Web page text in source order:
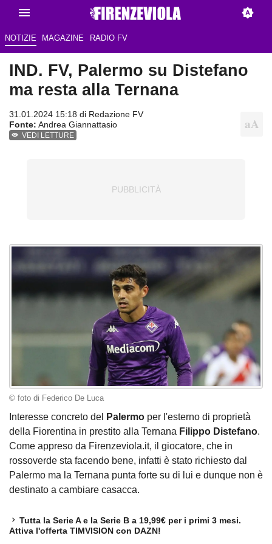
NOTIZIE MAGAZINE RADIO FV
IND. FV, Palermo su Distefano
ma resta alla Ternana
31.01.2024 15:18 di Redazione FV
Fonte: Andrea Giannattasio
VEDI LETTURE
© foto di Federico De Luca
Interesse concreto del Palermo per l'esterno di proprietà
della Fiorentina in prestito alla Ternana Filippo Distefano.
Come appreso da Firenzeviola.it, il giocatore, che in
rossoverde sta facendo bene, infatti è stato richiesto dal
Palermo ma la Ternana punta forte su di lui e dunque non è
destinato a cambiare casacca.
Tutta la Serie A e la Serie B a 19,99€ per i primi 3 mesi.
Attiva l'offerta TIMVISION con DAZN!